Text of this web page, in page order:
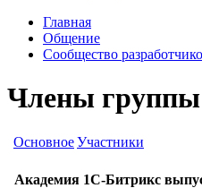
Главная
Общение
Сообщество
Члены группы
ОсновноеУчастники
Академия 1С-Битрикс